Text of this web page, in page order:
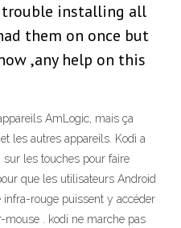
installing all
them on once but
,any help on this
AmLogic, mais ça
les autres appareils. Kodi a
sur les touches pour faire
que les utilisateurs Android
rouge puissent y accéder
mouse . kodi ne marche pas